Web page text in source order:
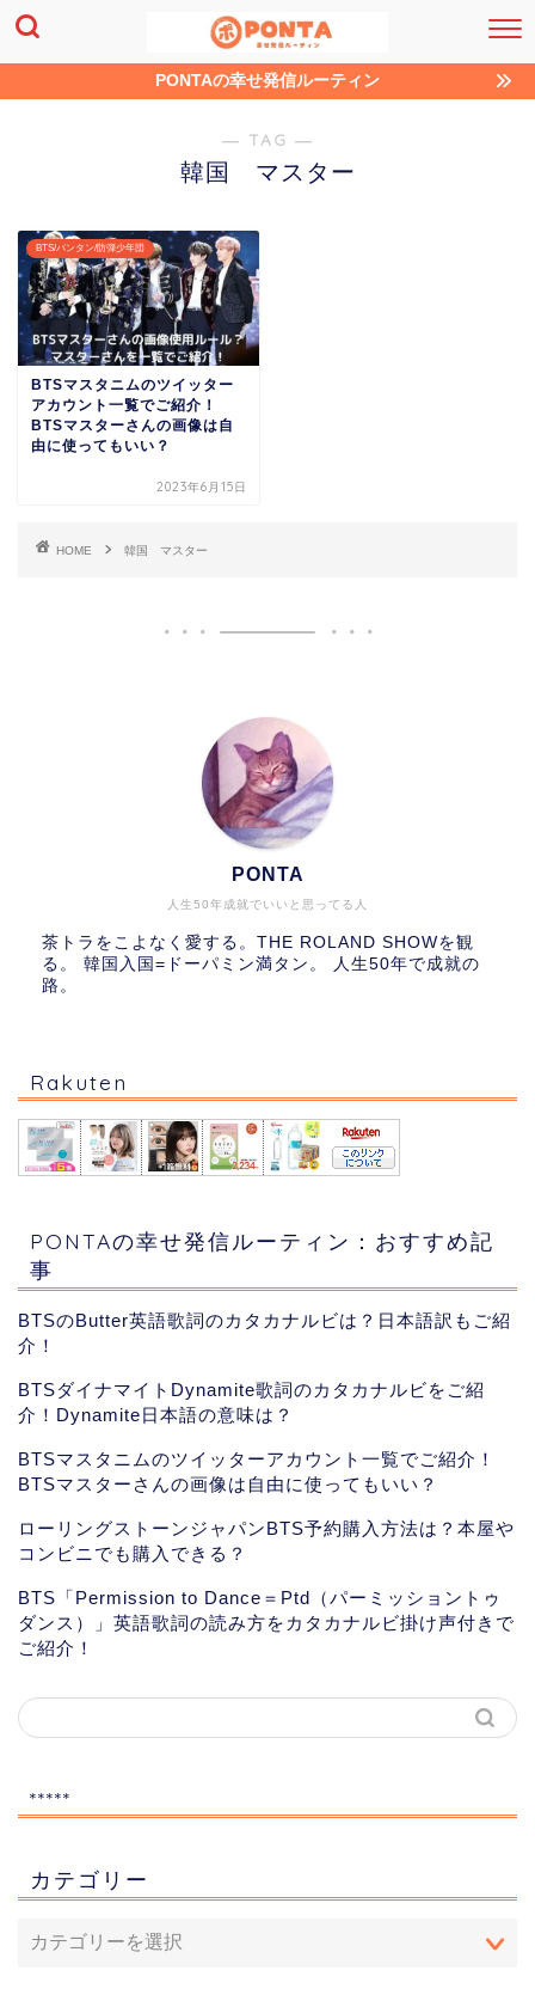
PONTAの幸せ発信ルーティン
― TAG ―
韓国 マスター
BTS/バンタン/防弾少年団
BTSマスタニムのツイッター
アカウント一覧でご紹介！
BTSマスターさんの画像は自
由に使ってもいい？
2023年6月15日
HOME 韓国 マスター
人生50年成就でいいと思ってる人
PONTA
茶トラをこよなく愛する。THE ROLAND SHOWを観
る。 韓国入国=ドーパミン満タン。 人生50年で成就の
路。
Rakuten
PONTAの幸せ発信ルーティン：おすすめ記
事
BTSのButter英語歌詞のカタカナルビは？日本語訳もご紹
介！
BTSダイナマイトDynamite歌詞のカタカナルビをご紹
介！Dynamite日本語の意味は？
BTSマスタニムのツイッターアカウント一覧でご紹介！
BTSマスターさんの画像は自由に使ってもいい？
ローリングストーンジャパンBTS予約購入方法は？本屋や
コンビニでも購入できる？
BTS「Permission to Dance＝Ptd（パーミッショントゥ
ダンス）」英語歌詞の読み方をカタカナルビ掛け声付きで
ご紹介！
*****
カテゴリー